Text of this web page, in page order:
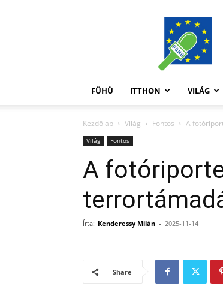
FüHü
FÜHÜ ITTHON VILÁG
Kezdőlap Világ Fontos A
Világ Fontos
A
Írta: Kenderessy Milán - 2025-11-14
Share